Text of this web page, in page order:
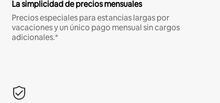
La simplicidad de precios mensuales
Precios especiales para estancias largas por
vacaciones y un único pago mensual sin cargos
adicionales.*